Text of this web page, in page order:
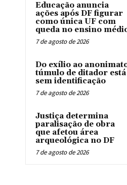
Educação anuncia
ações após DF figurar
como única UF com
queda no ensino
7 de agosto de 2026
Do exílio ao
túmulo de ditador está
sem identificação
7 de agosto de 2026
Justiça determina
paralisação de obra
que afetou área
arqueológica no DF
7 de agosto de 2026